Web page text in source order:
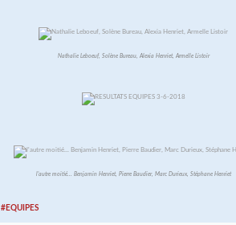
Nathalie Leboeuf, Solène Bureau, Alexia Henriet, Armelle Listoir
l'autre moitié... Benjamin Henriet, Pierre Baudier, Marc Durieux, Stéphane Henriet
#EQUIPES